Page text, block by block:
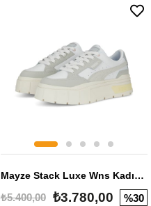
Mayze Stack Luxe Wns Kadın Sneaker
₺5.400,00 ₺3.780,00 %30